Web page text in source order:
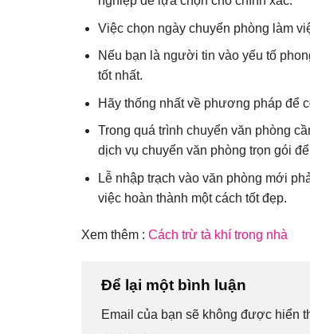
Việc chọn ngày chuyển phòng làm
Nếu bạn là người tin vào yếu tố
tốt nhất.
Hãy thống nhất về phương pháp để
Trong quá trình chuyển văn phòng
dịch vụ chuyển văn phòng trọn gói
Lễ nhập trạch vào văn phòng mới
việc hoàn thành một cách tốt đẹp.
Xem thêm : Cách trừ tà khí trong nhà
Để lại một bình luận
Email của bạn sẽ không được hiển